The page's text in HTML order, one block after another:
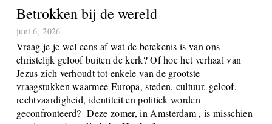
Betrokken bij de wereld
juni 6, 2026
Vraag je je wel eens af wat de betekenis is van ons
christelijk geloof buiten de kerk? Of hoe het verhaal van
Jezus zich verhoudt tot enkele van de grootste
vraagstukken waarmee Europa, steden, cultuur, geloof,
rechtvaardigheid, identiteit en politiek worden
geconfronteerd? Deze zomer, in Amsterdam , is misschien